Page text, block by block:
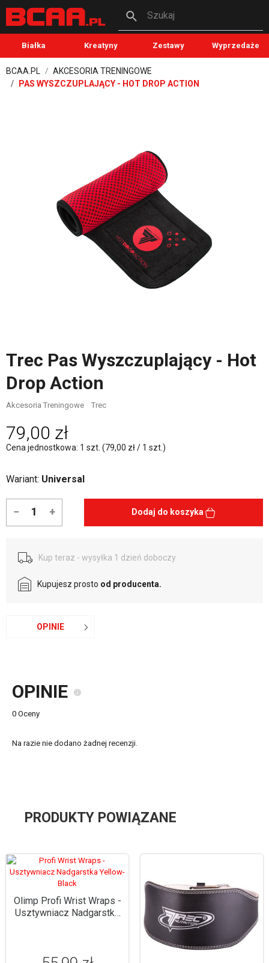
Szukaj
Białka Kreatyny Zestawy Wyprzedaże
BCAA.PL
AKCESORIA TRENINGOWE
PAS WYSZCZUPLAJĄCY - HOT DROP ACTION
Trec Pas Wyszczuplający - Hot
Drop Action
Akcesoria Treningowe Trec
79,00 zł
Cena jednostkowa: 1 szt. (79,00 zł / 1 szt.)
Wariant: Universal
− + Dodaj do koszyka
Kup teraz - wysyłka 1 dzień doboczy
Kupujesz prosto od producenta.
OPINIE
OPINIE
0 Oceny
Na razie nie dodano żadnej recenzji.
PRODUKTY POWIĄZANE
Olimp Profi Wrist Wraps -
Usztywniacz Nadgarstka